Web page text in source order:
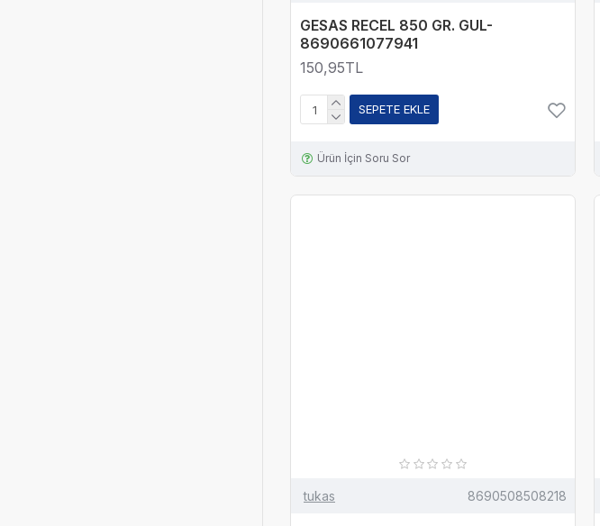
GESAS RECEL 850 GR. GUL-
8690661077941
150,95TL
SEPETE EKLE
Ürün İçin Soru Sor
tukas 8690508508218